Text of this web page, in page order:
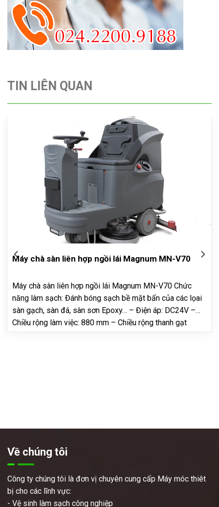
TIN LIÊN QUAN
Máy chà sàn liên hợp ngồi lái Magnum MN-V70
Máy chà sàn liên hợp ngồi lái Magnum MN-V70 Chức
năng làm sạch: Đánh bóng sạch bề mặt bẩn của các lọai
sàn gạch, sàn đá, sàn sơn Epoxy… – Điện áp: DC24V –
Chiều rộng làm việc: 880 mm – Chiều rộng thanh gạt
nước: 1000 mm – Đường kính bàn chải: 440 mm…
Về chúng tôi
Công ty chúng tôi là đơn vị chuyên cung cấp Máy móc thiêt
bị cho các lĩnh vực:
- Vệ sinh làm sạch công nghiệp